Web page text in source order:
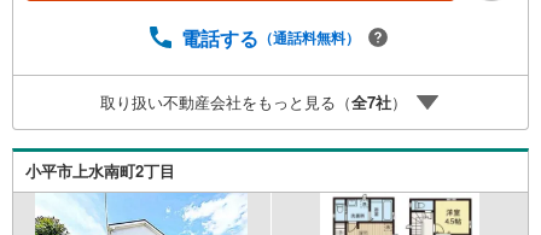
て、リフォームや注文建築についてご相談頂けます4.年中
～19:00 この時間はお電話でのお問合わせがスムーズです
5.お子様連れでおこしくださいキッズスペース、授乳室、
オムツ替えベッド、アンパンマンジュースをご用意してお
ります。ご見学ご希望の方は、右上の“室内・現地を見学す
る（無料）をボタンからご予約ください。
電話する （通話料無料）
取り扱い不動産会社をもっと見る（全7社）
小平市上水南町2丁目